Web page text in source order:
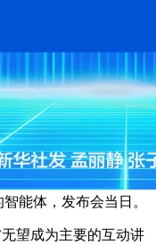
能体，发布会当日。
望成为主要的互动讲